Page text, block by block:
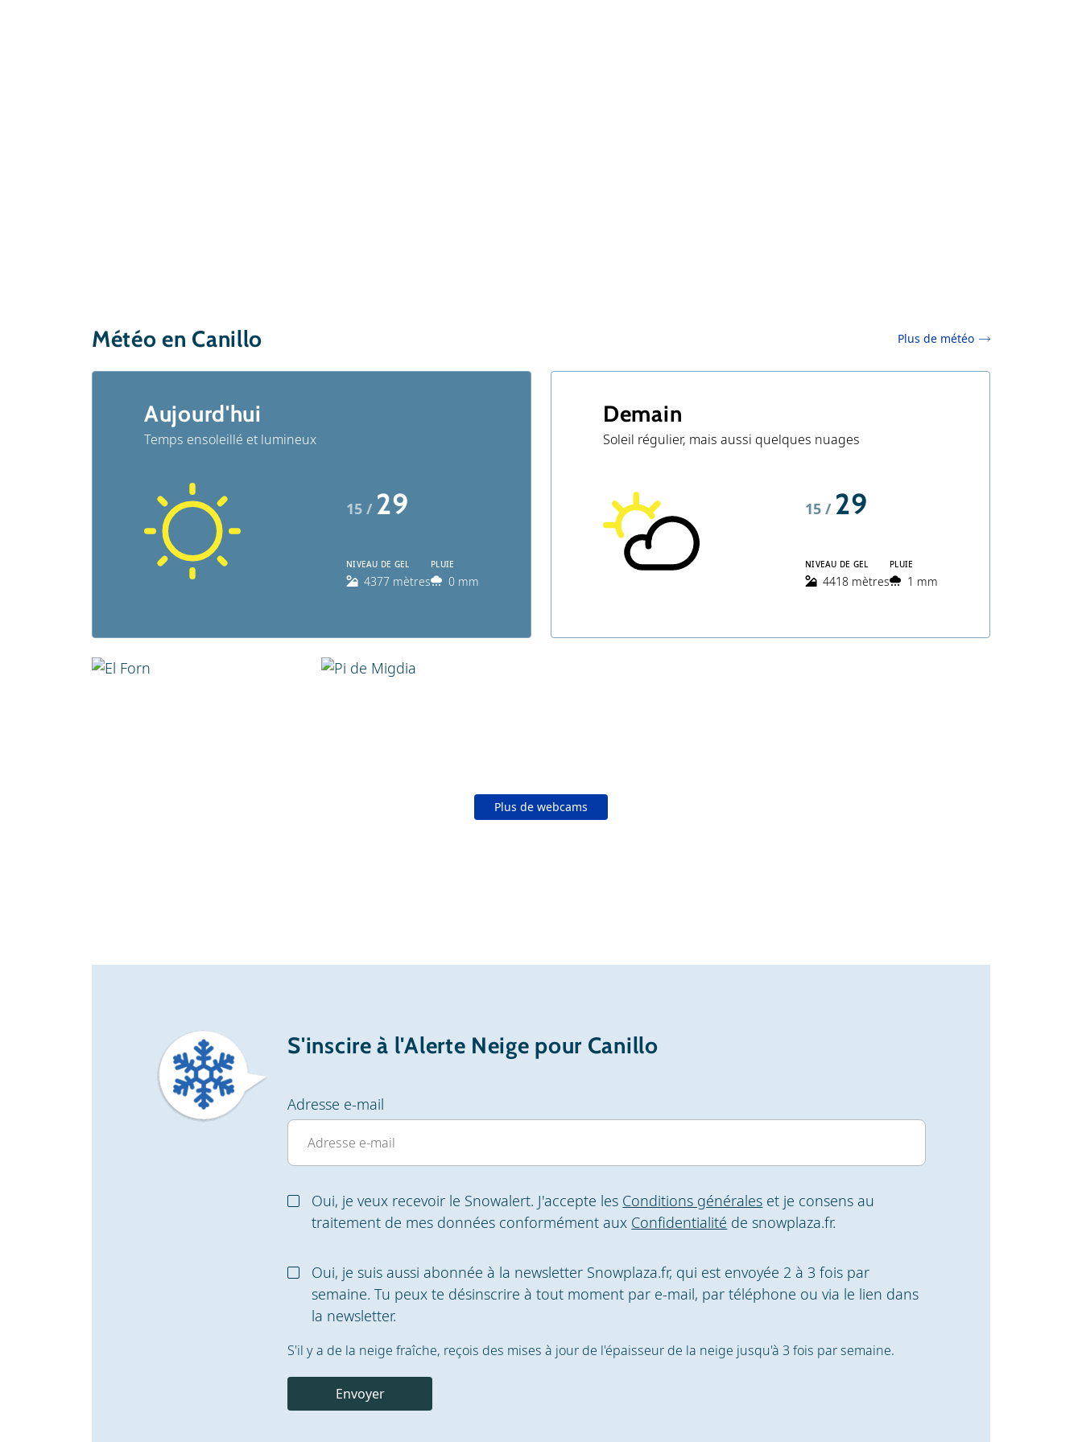
Météo en Canillo Plus de météo
Aujourd'hui
Temps ensoleillé et lumineux
15 / 29
NIVEAU DE GEL
4377 mètres
PLUIE
0 mm
Demain
Soleil régulier, mais aussi quelques nuages
15 / 29
NIVEAU DE GEL
4418 mètres
PLUIE
1 mm
Plus de webcams
S'inscire à l'Alerte Neige pour Canillo
Adresse e-mail
Oui, je veux recevoir le Snowalert. J'accepte les Conditions générales et je consens au
traitement de mes données conformément aux Confidentialité de snowplaza.fr.
Oui, je suis aussi abonnée à la newsletter Snowplaza.fr, qui est envoyée 2 à 3 fois par
semaine. Tu peux te désinscrire à tout moment par e-mail, par téléphone ou via le lien dans
la newsletter.
S'il y a de la neige fraîche, reçois des mises à jour de l'épaisseur de la neige jusqu'à 3 fois par semaine.
Envoyer